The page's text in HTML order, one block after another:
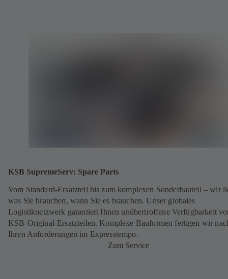
KSB SupremeServ: Spare Parts
Vom Standard-Ersatzteil bis zum komplexen Sonderbauteil – wir
was Sie brauchen, wann Sie es brauchen. Unser globales
Logistiknetzwerk garantiert Ihnen unübertroffene Verfügbarkeit
KSB-Original-Ersatzteilen. Komplexe Bauformen fertigen wir
Ihren Anforderungen im Expresstempo.
Zum Service